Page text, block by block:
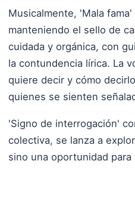
Musicalmente, 'Mala
manteniendo el sello de
cuidada y orgánica, con
la contundencia lírica. La
quiere decir y cómo
quienes se sienten
'Signo de interrogación'
colectiva, se lanza a
sino una oportunidad